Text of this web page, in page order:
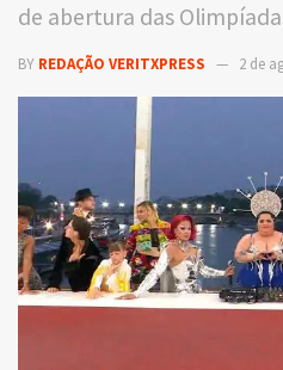
de abertura das
BY REDAÇÃO VERITXPRESS 2 de